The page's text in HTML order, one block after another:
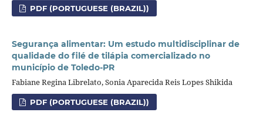
PDF (PORTUGUESE (BRAZIL))
Segurança alimentar: Um estudo multidisciplinar de
qualidade do filé de tilápia comercializado no
município de Toledo-PR
Fabiane Regina Librelato, Sonia Aparecida Reis Lopes Shikida
PDF (PORTUGUESE (BRAZIL))